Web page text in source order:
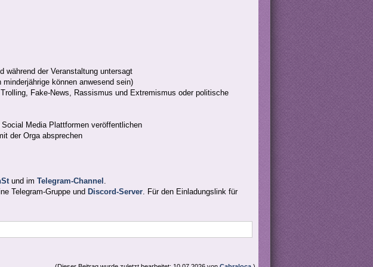
während der Veranstaltung untersagt
können anwesend sein)
Fake-News, Rassismus und Extremismus oder politische
Media Plattformen veröffentlichen
der Orga absprechen
und im Telegram-Channel .
Telegram-Gruppe und Discord-Server. Für den Einladungslink für